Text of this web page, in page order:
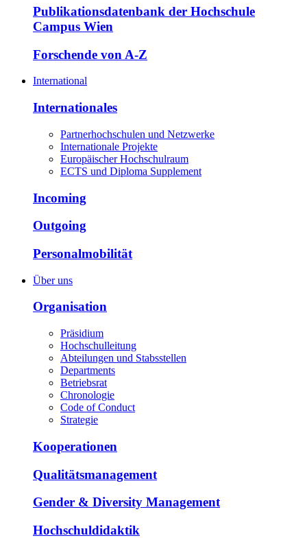
Publikationsdatenbank der Hochschule
Campus Wien
Forschende von A-Z
International
Internationales
Partnerhochschulen und Netzwerke
Internationale Projekte
Europäischer Hochschulraum
ECTS und Diploma Supplement
Incoming
Outgoing
Personalmobilität
Über uns
Organisation
Präsidium
Hochschulleitung
Abteilungen und Stabsstellen
Departments
Betriebsrat
Chronologie
Code of Conduct
Strategie
Kooperationen
Qualitätsmanagement
Gender & Diversity Management
Hochschuldidaktik